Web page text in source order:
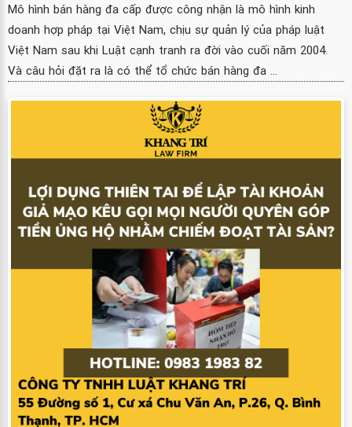
Mô hình bán hàng đa cấp được công nhận là mô hình kinh
doanh hợp pháp tại Việt Nam, chịu sự quản lý của pháp luật
Việt Nam sau khi Luật cạnh tranh ra đời vào cuối năm 2004.
Và câu hỏi đặt ra là có thể tổ chức bán hàng đa ...